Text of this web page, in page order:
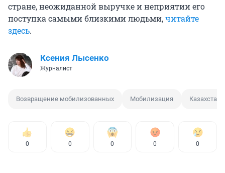
стране, неожиданной выручке и неприятии его
поступка самыми близкими людьми,читайте
здесь.
Ксения Лысенко
Журналист
Возвращение мобилизованных Мобилизация Казахстан
0 0 0 0 0